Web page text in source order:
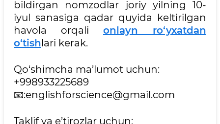
bildirgan nomzodlar joriy yilning 10-
iyul sanasiga qadar quyida keltirilgan
havola orqali onlayn ro‘yxatdan
o‘tishlari kerak.
Qo‘shimcha ma’lumot uchun:
+998933225689
📧:englishforscience@gmail.com
Taklif va e’tirozlar uchun: